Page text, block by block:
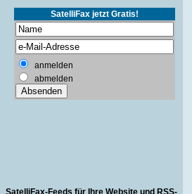
SatelliFax jetzt Gratis!
anmelden
abmelden
SatelliFax-Feeds für Ihre Website und RSS-